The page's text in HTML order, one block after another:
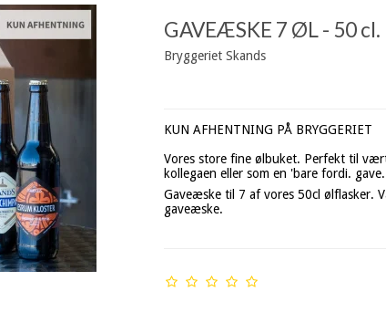
GAVEÆSKE 7 ØL - 50 cl.
Bryggeriet Skands
KUN AFHENTNING PÅ BRYGGERIET
Vores store fine ølbuket. Perfekt til
kollegaen eller som en 'bare fordi. gave.
Gaveæske til 7 af vores 50cl ølflasker.
gaveæske.